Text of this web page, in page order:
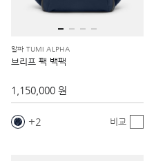
알파 TUMI ALPHA
브리프 팩 백팩
1,150,000 원
2 비교